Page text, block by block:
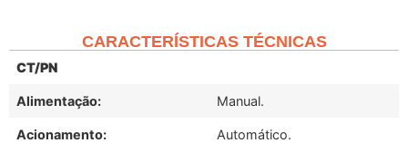
CARACTERÍSTICAS TÉCNICAS
CT/PN
Alimentação: Manual.
Acionamento: Automático.